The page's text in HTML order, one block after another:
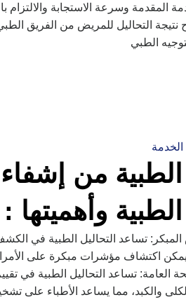
المقدمة وسرعة الاستجابة والالتزام
نتيجة التحاليل للمريض من الفريق
الطبي
الطبية من إشفاء
الطبية وأهميتها :
تساعد التحاليل الطبية في
يمكن اكتشاف مؤشرات مبكرة على
العامة: تساعد التحاليل الطبية في
والكبد، مما يساعد الأطباء على